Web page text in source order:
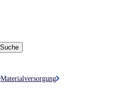
Materialversorgung